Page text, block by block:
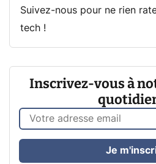
Suivez-nous pour ne rien
tech !
Inscrivez-vous à
Je